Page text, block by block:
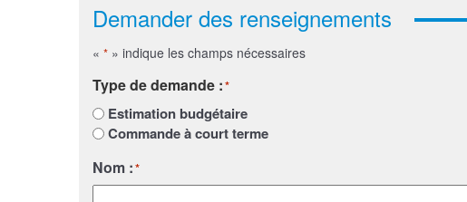
Demander des renseignements
« * » indique les champs nécessaires
Type de demande :*
Estimation budgétaire
Commande à court terme
Nom :*